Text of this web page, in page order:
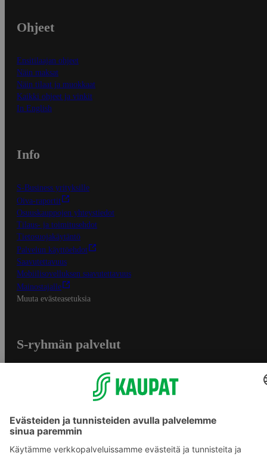
Ohjeet
Ensitilaajan ohjeet
Näin maksat
Näin tilaat ja muokkaat
Kaikki ohjeet ja vinkit
In English
Info
S-Business yrityksille
Oiva-raportit
Osuuskauppojen yhteystiedot
Tilaus- ja toimitusehdot
Tietosuojakäytäntö
Palvelun käyttöehdot
Saavutettavuus
Mobiilisovelluksen saavutettavuus
Mainostajalle
Muuta evästeasetuksia
S-ryhmän palvelut
S-ostoslista -sovellus
Prisma.fi
Sokos.fi